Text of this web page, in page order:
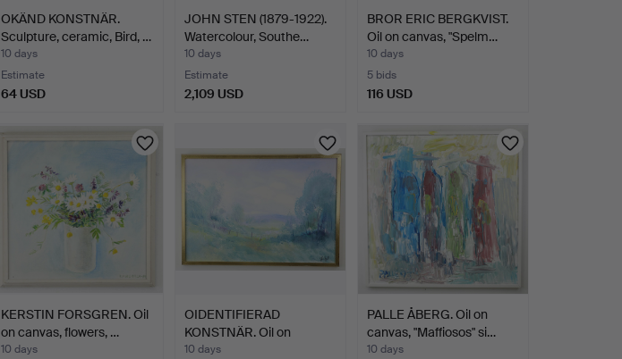
OKÄND KONSTNÄR.
Sculpture, ceramic, Bird, …
10 days
Estimate
64 USD
JOHN STEN (1879-1922).
Watercolour, Southe…
10 days
Estimate
2,109 USD
BROR ERIC BERGKVIST.
Oil on canvas, "Spelm…
10 days
5 bids
116 USD
KERSTIN FORSGREN. Oil
on canvas, flowers, …
10 days
OIDENTIFIERAD
KONSTNÄR. Oil on
canvas, Lan…
10 days
PALLE ÅBERG. Oil on
canvas, "Maffiosos" si…
10 days